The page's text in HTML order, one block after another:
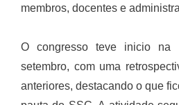
membros, docentes e
O congresso teve inicio
setembro, com uma
anteriores, destacando o que